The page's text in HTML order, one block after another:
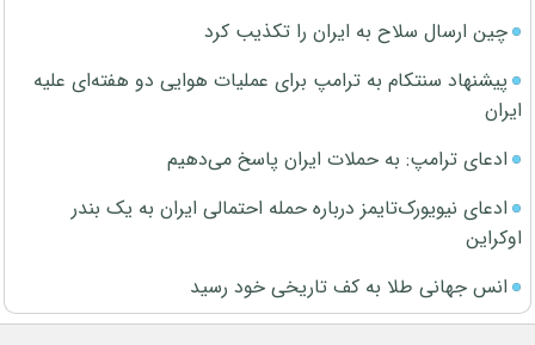
چین ارسال سلاح به ایران را تکذیب کرد
پیشنهاد سنتکام به ترامپ برای عملیات هوایی دو هفته‌ای علیه
ایران
ادعای ترامپ: به حملات ایران پاسخ می‌دهیم
ادعای نیویورک‌تایمز درباره حمله احتمالی ایران به یک بندر
اوکراین
انس جهانی طلا به کف تاریخی خود رسید